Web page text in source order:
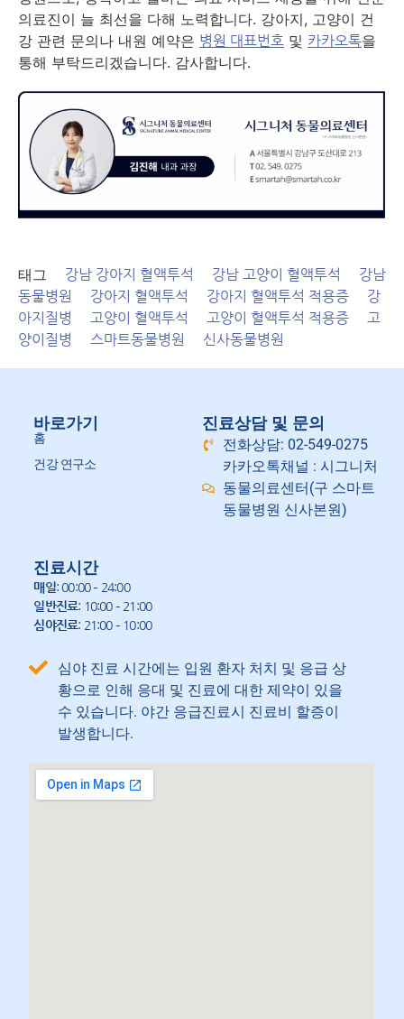
의료진이 늘 최선을 다해 노력합니다. 강아지, 고양이 건
강 관련 문의나 내원 예약은 병원 대표번호 및 카카오톡을
통해 부탁드리겠습니다. 감사합니다.
태그 강남 강아지 혈액투석 강남 고양이 혈액투석
강남
동물병원
강아지 혈액투석 강아지 혈액투석 적용증
강
아지질병
고양이 혈액투석 고양이 혈액투석 적용증
고
양이질병
스마트동물병원 신사동물병원
바로가기
홈
건강 연구소
진료상담 및 문의
전화상담: 02-549-0275
카카오톡채널 : 시그니처
동물의료센터(구 스마트
동물병원 신사본원)
진료시간
매일: 00:00 – 24:00
일반진료: 10:00 – 21:00
심야진료: 21:00 – 10:00
심야 진료 시간에는 입원 환자 처치 및 응급 상
황으로 인해 응대 및 진료에 대한 제약이 있을
수 있습니다. 야간 응급진료시 진료비 할증이
발생합니다.